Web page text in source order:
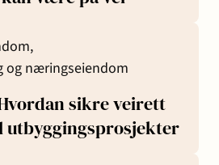
og næringseiendom
sikre veirett
utbyggingsprosjekter